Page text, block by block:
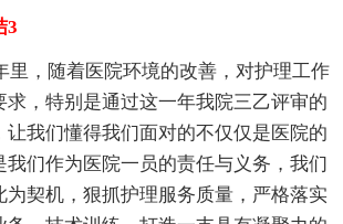
3
，随着医院环境的改善，对护理工作
求，特别是通过这一年我院三乙评审的
让我们懂得我们面对的不仅仅是医院的
们作为医院一员的责任与义务，我们
为契机，狠抓护理服务质量，严格落实